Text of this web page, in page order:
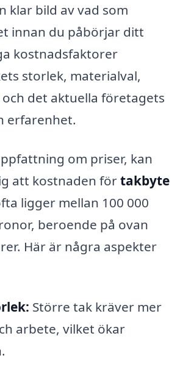
klar bild av vad som
innan du påbörjar ditt
kostnadsfaktorer
storlek, materialval,
det aktuella företagets
erfarenhet.
om priser, kan
att kostnaden förtakbyte
ligger mellan 100 000
beroende på ovan
Här är några aspekter
Större tak kräver mer
arbete, vilket ökar